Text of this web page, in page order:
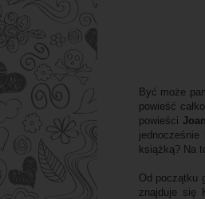
Być może
powieść
powieści
książką? Na
Od początku
znajduje się